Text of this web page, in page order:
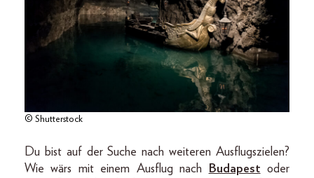
© Shutterstock
Du bist auf der Suche nach weiteren Ausflugszielen?
Wie wärs mit einem Ausflug nach Budapest oder